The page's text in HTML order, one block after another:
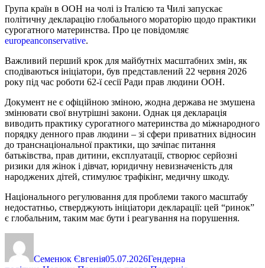
Група країн в ООН на чолі із Італією та Чилі запускає
політичну декларацію глобального мораторію щодо практики
сурогатного материнства. Про це повідомляє
europeanconservative.
Важливий перший крок для майбутніх масштабних змін, як
сподіваються ініціатори, був представлений 22 червня 2026
року під час роботи 62-ї сесії Ради прав людини ООН.
Документ не є офіційною зміною, жодна держава не змушена
змінювати свої внутрішні закони. Однак ця декларація
виводить практику сурогатного материнства до міжнародного
порядку денного прав людини – зі сфери приватних відносин
до транснаціональної практики, що зачіпає питання
батьківства, прав дитини, експлуатації, створює серйозні
ризики для жінок і дівчат, юридичну невизначеність для
народжених дітей, стимулює трафікінг, медичну шкоду.
Національного регулювання для проблеми такого масштабу
недостатньо, стверджують ініціатори декларації: цей “ринок”
є глобальним, таким має бути і реагування на порушення.
Семенюк Євгенія05.07.2026Гендерна